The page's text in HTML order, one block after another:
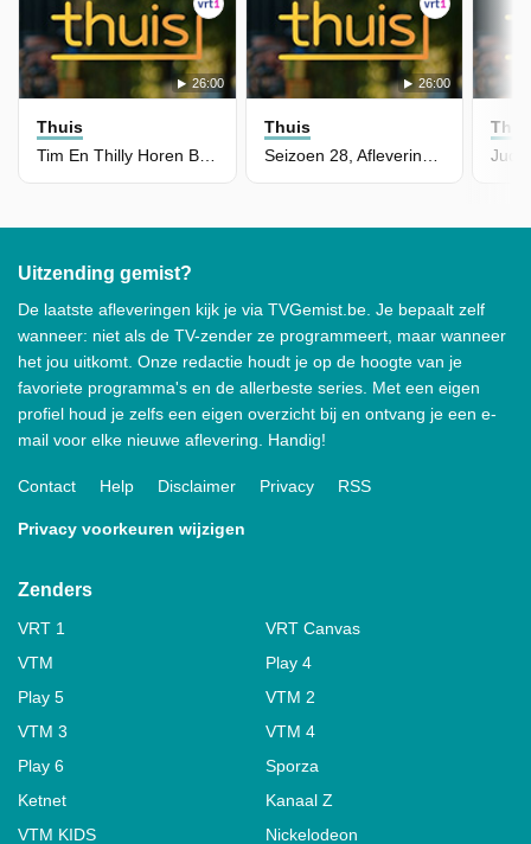
26:00
Thuis
26:00
Thuis
Uitzending gemist?
De laatste afleveringen kijk je via TVGemist.be. Je bepaalt zelf
wanneer: niet als de TV-zender ze programmeert, maar wanneer
het jou uitkomt. Onze redactie houdt je op de hoogte van je
favoriete programma's en de allerbeste series. Met een eigen
profiel houd je zelfs een eigen overzicht bij en ontvang je een e-
mail voor elke nieuwe aflevering. Handig!
Contact Help Disclaimer Privacy RSS
Privacy voorkeuren wijzigen
Zenders
VRT 1
VRT Canvas
VTM
Play 4
Play 5
VTM 2
VTM 3
VTM 4
Play 6
Sporza
Ketnet
Kanaal Z
VTM KIDS
Nickelodeon